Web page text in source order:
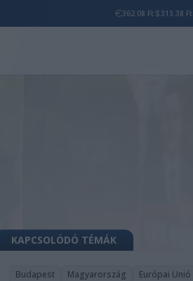
362.08 Ft 313.38 Ft
KAPCSOLÓDÓ TÉMÁK
Budapest Magyarország Európai Unió